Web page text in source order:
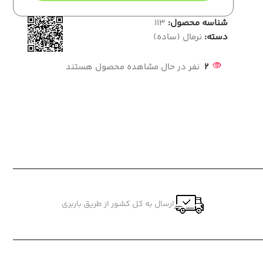
شناسه محصول: 113
دسته: نرمال (ساده)
2 نفر در حال مشاهده محصول هستند
ارسال به کل کشور از طریق باربری